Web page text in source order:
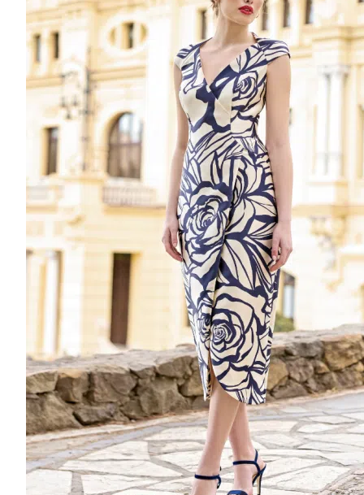
1600€ À 2100€
Sale
2100€ À 2600€
2600€ to 3100€
3000€ to 4000€
4000€ To 5000€
5000€ to 9000€
9000€ to 12000€
MANCHES
Long Sleeves
Detachable Sleeves
Sleeveless
Straps
STYLES
A-Line
Bohemian